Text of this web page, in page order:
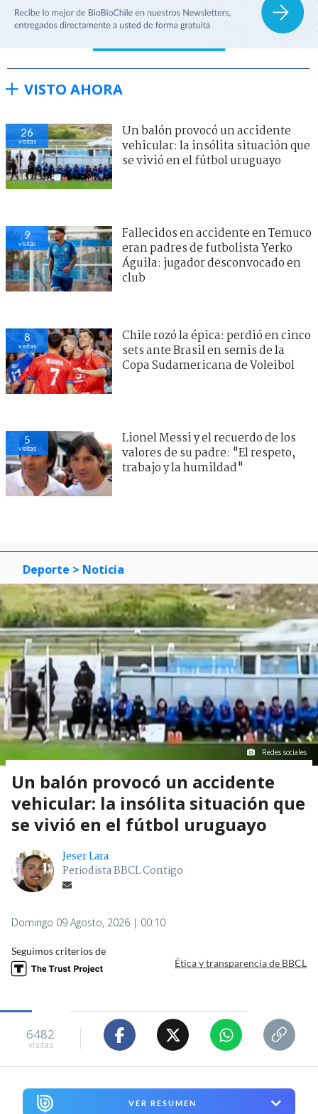
VISTO AHORA
26
visitas
Un balón provocó un accidente
vehicular: la insólita situación que
se vivió en el fútbol uruguayo
9
visitas
Fallecidos en accidente en Temuco
eran padres de futbolista Yerko
Águila: jugador desconvocado en
club
8
visitas
Chile rozó la épica: perdió en cinco
sets ante Brasil en semis de la
Copa Sudamericana de Voleibol
5
visitas
Lionel Messi y el recuerdo de los
valores de su padre: "El respeto,
trabajo y la humildad"
Deporte > Noticia
Redes sociales
Un balón provocó un accidente
vehicular: la insólita situación que
se vivió en el fútbol uruguayo
Jeser Lara
Periodista BBCL Contigo
Domingo 09 Agosto, 2026 | 00:10
Seguimos criterios de
Ética y transparencia de BBCL
6482
visitas
VER RESUMEN